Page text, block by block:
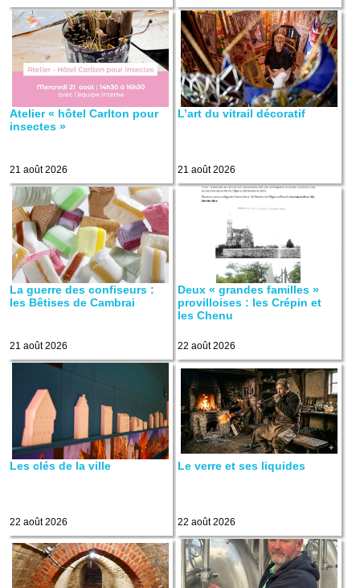
Atelier « hôtel Carlton pour
insectes »
21 août 2026
L’art du vitrail décoratif
21 août 2026
La guerre des confiseurs :
les Bêtises de Cambrai
21 août 2026
Deux « grandes familles »
provilloises : les Crépin et
les Chenu
22 août 2026
Les clés de la ville
22 août 2026
Le verre et ses liquides
22 août 2026